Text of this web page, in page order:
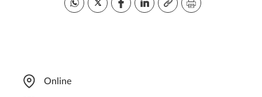
Online